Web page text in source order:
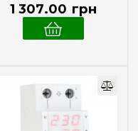
1 307.00 грн